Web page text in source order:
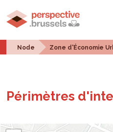
Node Zone d'Économie
Périmètres